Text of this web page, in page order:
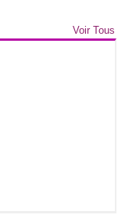
Voir Tous